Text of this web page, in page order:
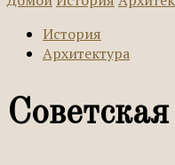
История
Архитектура